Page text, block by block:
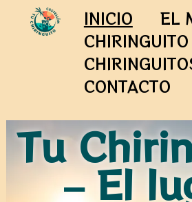
INICIO
EL
CHIRINGUITO
CONTACTO
Tu
– El